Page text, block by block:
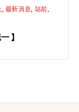
, 最新消息, 站前,
】